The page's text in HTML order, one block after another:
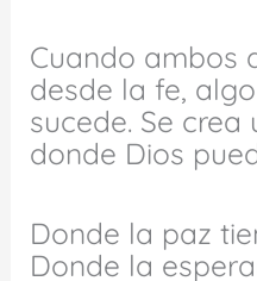
Cuando ambos
desde la fe,
sucede. Se crea
donde Dios
Donde la paz
Donde la